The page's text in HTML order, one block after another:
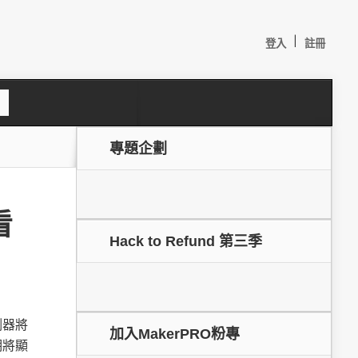
登入 註冊
將
顯
專題企劃
Hack to Refund 第三季
加入MakerPRO粉專